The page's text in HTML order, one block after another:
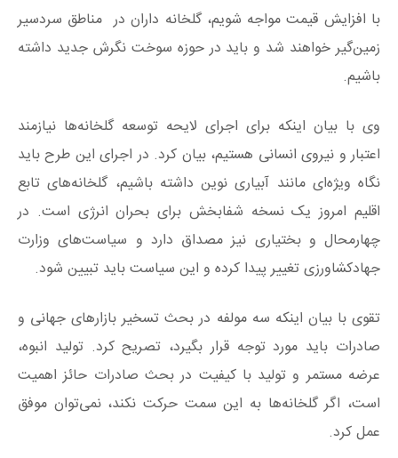
با افزایش قیمت مواجه شویم، گلخانه‌ داران در مناطق سردسیر
زمین‌گیر خواهند شد و باید در حوزه سوخت نگرش جدید داشته
باشیم.
وی با بیان اینکه برای اجرای لایحه توسعه گلخانه‌ها نیازمند
اعتبار و نیروی انسانی هستیم، بیان کرد. در اجرای این طرح باید
نگاه‌ ویژه‌ای مانند آبیاری نوین داشته باشیم، گلخانه‌های تابع
اقلیم امروز یک نسخه شفابخش برای بحران انرژی است. در
چهارمحال و بختیاری نیز مصداق دارد و سیاست‌های وزارت
جهادکشاورزی تغییر پیدا کرده و این سیاست باید تبیین شود.
تقوی با بیان اینکه سه مولفه در بحث تسخیر بازارهای جهانی و
صادرات باید مورد توجه قرار بگیرد، تصریح کرد. تولید انبوه،
عرضه مستمر و تولید با کیفیت در بحث صادرات حائز اهمیت
است، اگر گلخانه‌ها به این سمت حرکت نکند، نمی‌توان موفق
عمل کرد.